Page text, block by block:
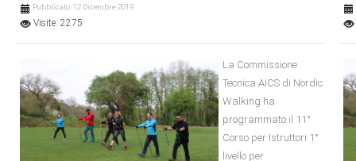
Pubblicato: 12 Dicembre 2019
Visite: 2275
La Commissione
Tecnica AICS di Nordic
Walking ha
programmato il 11°
Corso per Istruttori 1°
livello per